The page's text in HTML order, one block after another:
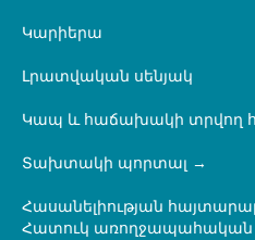
Կարիերա
Լրատվական սենյակ
Կապ և հաճախակի տրվող
Տախտակի պորտալ
Հասանելիության
Հատուկ առողջապահական